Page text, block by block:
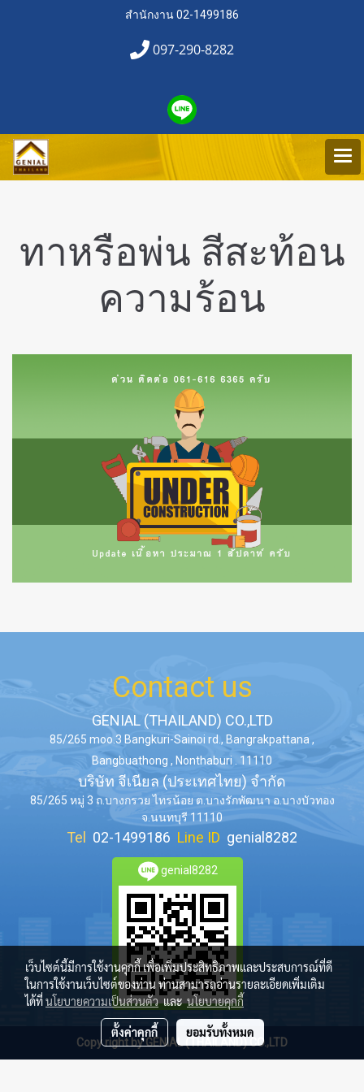
สำนักงาน 02-1499186
097-290-8282
ทาหรือพ่น สีสะท้อน
ความร้อน
Contact us
GENIAL (THAILAND) CO.,LTD
85/265 moo.3 Bangkuri-Sainoi rd., Bangrakpattana ,
Bangbuathong , Nonthaburi . 11110
บริษัท จีเนียล (ประเทศไทย) จำกัด
85/265 หมู่ 3 ถ.บางกรวย ไทรน้อย ต.บางรักพัฒนา อ.บางบัวทอง
จ.นนทบุรี 11110
Tel 02-1499186 Line ID genial8282
genial8282
Copy right by GENIAL (THAILAND) CO.,LTD
เว็บไซต์นี้มีการใช้งานคุกกี้ เพื่อเพิ่มประสิทธิภาพและประสบการณ์ที่ดี
ในการใช้งานเว็บไซต์ของท่าน ท่านสามารถอ่านรายละเอียดเพิ่มเติม
ได้ที่นโยบายความเป็นส่วนตัวและนโยบายคุกกี้
ตั้งค่าคุกกี้ ยอมรับทั้งหมด